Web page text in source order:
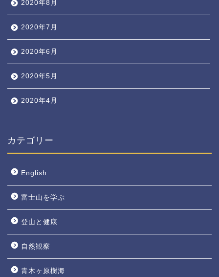
2020年8月
2020年7月
2020年6月
2020年5月
2020年4月
カテゴリー
English
富士山を学ぶ
登山と健康
自然観察
青木ヶ原樹海